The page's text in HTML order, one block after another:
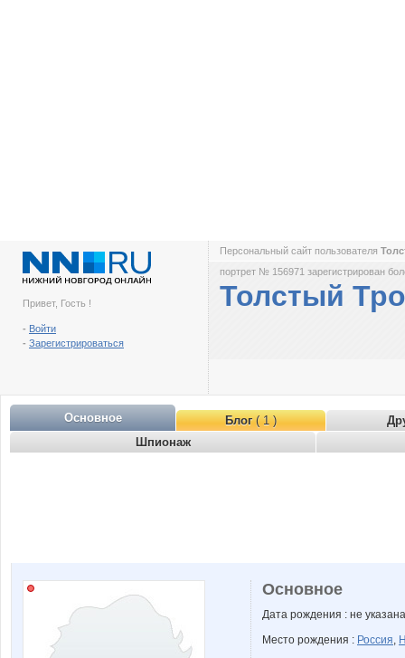
Привет, Гость !
- Войти
- Зарегистрироваться
Персональный сайт пользователя
портрет № 156971 зарегистрирован
Толстый
Основное Блог( 1 )
Шпионаж
Основное
Дата рождения : не указана
Место рождения : Россия,